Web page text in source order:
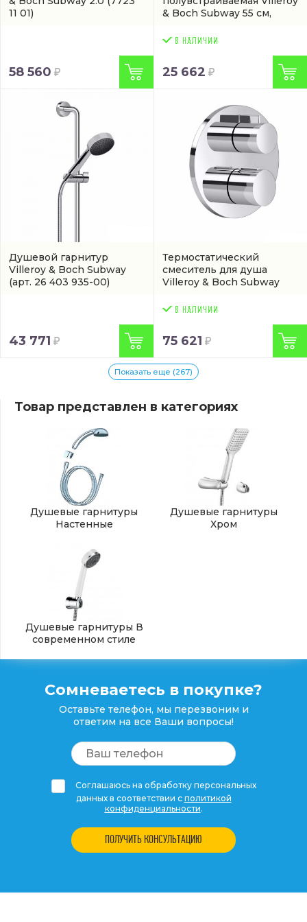
11 01)
58 560
& Boch Subway 55 см,
глянец/white alpin
25 662
Душевой гарнитур
Villeroy & Boch Subway
(арт. 26 403 935-00)
43 771
Термостатический
смеситель для душа
Villeroy & Boch Subway
75 621
Показать еще (267)
Товар представлен в категориях
Душевые гарнитуры
Настенные
Душевые гарнитуры
Хром
Душевые гарнитуры В
современном стиле
Сомневаетесь в покупке?
Оставьте телефон, мы перезвоним и
ответим на все Ваши вопросы!
Соглашаюсь на обработку персональных
данных в соответствии с политикой
конфиденциальности.
ПОЛУЧИТЬ КОНСУЛЬТАЦИЮ